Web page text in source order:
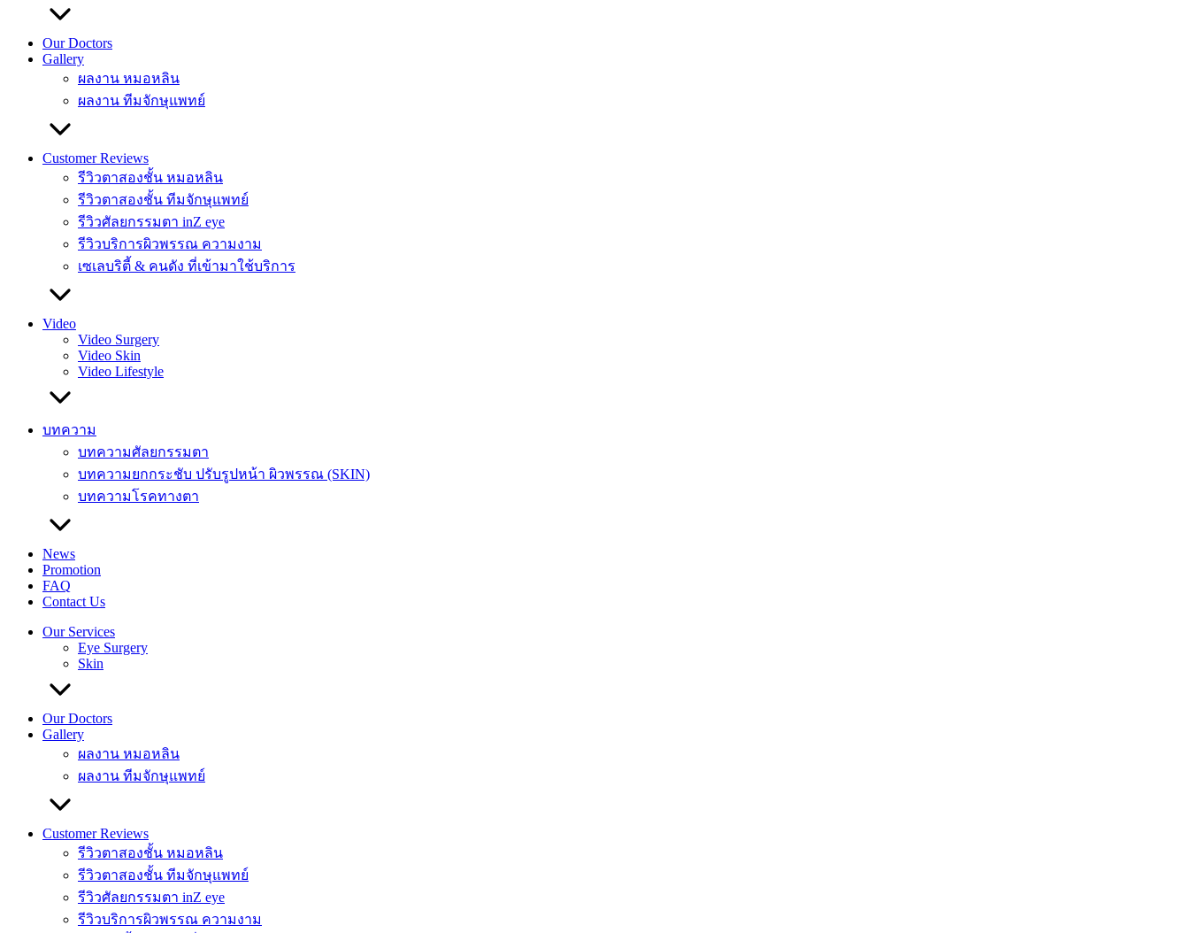
Our Doctors
Gallery
ผลงาน หมอหลิน
ผลงาน ทีมจักษุแพทย์
Customer Reviews
รีวิวตาสองชั้น หมอหลิน
รีวิวตาสองชั้น ทีมจักษุแพทย์
รีวิวศัลยกรรมตา inZ eye
รีวิวบริการผิวพรรณ ความงาม
เซเลบริตี้ & คนดัง ที่เข้ามาใช้บริการ
Video
Video Surgery
Video Skin
Video Lifestyle
บทความ
บทความศัลยกรรมตา
บทความยกกระชับ ปรับรูปหน้า ผิวพรรณ (SKIN)
บทความโรคทางตา
News
Promotion
FAQ
Contact Us
Our Services
Eye Surgery
Skin
Our Doctors
Gallery
ผลงาน หมอหลิน
ผลงาน ทีมจักษุแพทย์
Customer Reviews
รีวิวตาสองชั้น หมอหลิน
รีวิวตาสองชั้น ทีมจักษุแพทย์
รีวิวศัลยกรรมตา inZ eye
รีวิวบริการผิวพรรณ ความงาม